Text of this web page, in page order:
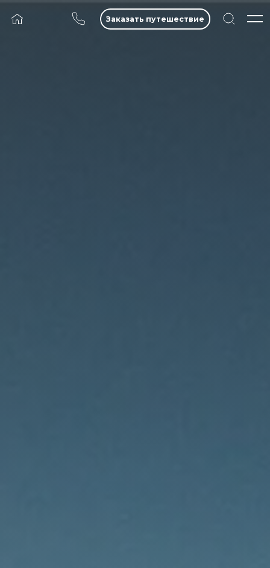
Заказать путешествие